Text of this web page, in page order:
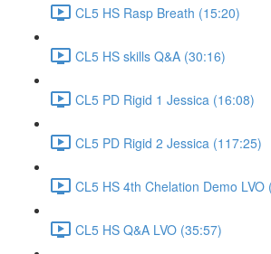
CL5 HS Rasp Breath (15:20)
CL5 HS skills Q&A (30:16)
CL5 PD Rigid 1 Jessica (16:08)
CL5 PD Rigid 2 Jessica (117:25)
CL5 HS 4th Chelation Demo LVO
CL5 HS Q&A LVO (35:57)